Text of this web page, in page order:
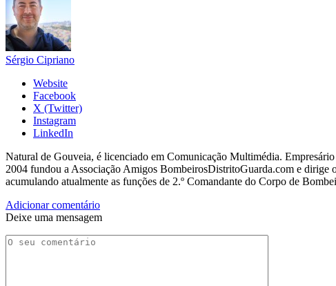
Sérgio Cipriano
Website
Facebook
X (Twitter)
Instagram
LinkedIn
Natural de Gouveia, é licenciado em Comunicação Multimédia.
2004 fundou a Associação Amigos BombeirosDistritoGuarda.com e
acumulando atualmente as funções de 2.º Comandante do Corpo de
Adicionar comentário
Deixe uma mensagem